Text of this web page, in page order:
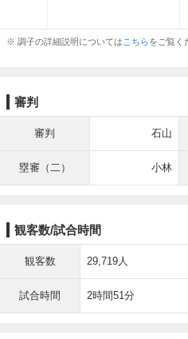
※ 調子の詳細説明については こちらをご覧く
審判
審判 石山
塁審（二） 小林
観客数/試合時間
観客数 29,719人
試合時間 2時間51分